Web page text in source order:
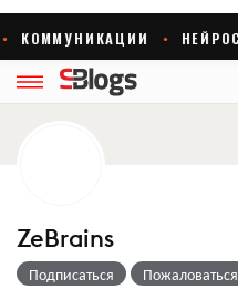
ZeBrains
Подписаться Пожаловаться